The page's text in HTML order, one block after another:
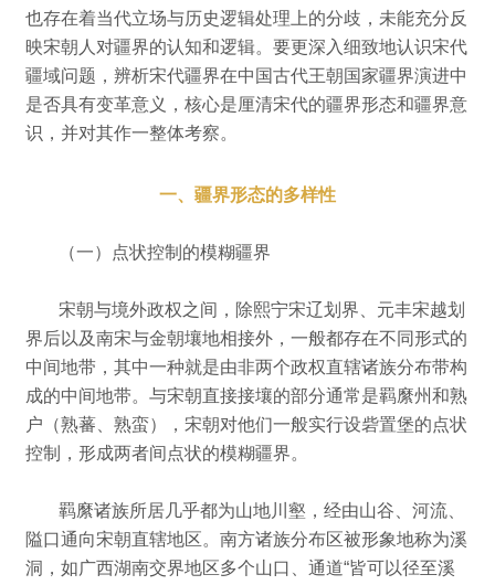
也存在着当代立场与历史逻辑处理上的分歧，未能充分反
映宋朝人对疆界的认知和逻辑。 要更深入细致地认识宋代
疆域问题，辨析宋代疆界在中国古代王朝国家疆界演进中
是否具有变革意义，核心是厘清宋代的疆界形态和疆界意
识，并对其作一整体考察。
一、疆界形态的多样性
（一）点状控制的模糊疆界
宋朝与境外政权之间，除熙宁宋辽划界、元丰宋越划
界后以及南宋与金朝壤地相接外，一般都存在不同形式的
中间地带，其中一种就是由非两个政权直辖诸族分布带构
成的中间地带。 与宋朝直接接壤的部分通常是羁縻州和熟
户（熟蕃、熟蛮），宋朝对他们一般实行设砦置堡的点状
控制，形成两者间点状的模糊疆界。
羁縻诸族所居几乎都为山地川壑，经由山谷、河流、
隘口通向宋朝直辖地区。 南方诸族分布区被形象地称为溪
洞，如广西湖南交界地区多个山口、通道“皆可以径至溪